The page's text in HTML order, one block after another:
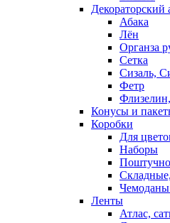
Декораторский
Абака
Лён
Органза
Сетка
Сизаль,
Фетр
Конусы и
Коробки
Для
Наборы
Поштучно
Ленты
Атлас,